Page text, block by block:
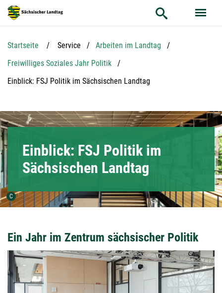
Hauptnavigation
Hauptinhalt
Service
Startseite Service
Arbeiten im Landtag
Freiwilliges Soziales Jahr Politik
Aktuelle Seite:
Einblick: FSJ Politik im Sächsischen Landtag
C Urheber der Grafik:
Einblick: FSJ Politik im
Sächsischen Landtag
Ein Jahr im Zentrum sächsischer Politik